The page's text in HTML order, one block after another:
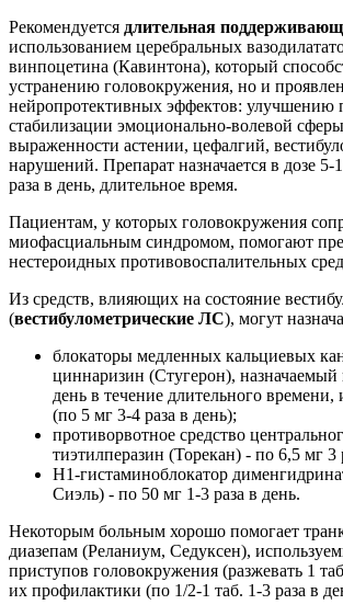
Рекомендуется длительная
использованием церебральных
винпоцетина (Кавинтона), который
устранению головокружения, но и
нейропротективных эффектов: улучшению
стабилизации эмоционально-волевой
выраженности астении, цефалгий,
нарушений. Препарат назначается в дозе 5-
раза в день, длительное время.
Пациентам, у которых головокружения
миофасциальным синдромом, помогают
нестероидных противовоспалительных
Из средств, влияющих на состояние
(вестибулометрические ЛС), могут
блокаторы медленных кальциевых
циннаризин (Стугерон), назначаемый
день в течение длительного
(по 5 мг 3-4 раза в день);
противорвотное средство
тиэтилперазин (Торекан) - по 6,5 мг 3
H1-гистаминоблокатор
Сиэль) - по 50 мг 1-3 раза в день.
Некоторым больным хорошо помогает
диазепам (Реланиум, Седуксен),
приступов головокружения (разжевать 1
их профилактики (по 1/2-1 таб. 1-3 раза в